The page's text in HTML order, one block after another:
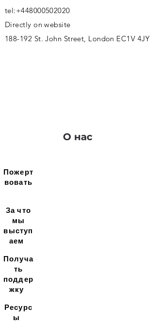
tel:+448000502020
Directly on website
188-192 St. John Street, London EC1V 4JY
О нас
Пожерт
вовать
За что
мы
выступ
аем
Получа
ть
поддер
жку
Ресурс
ы